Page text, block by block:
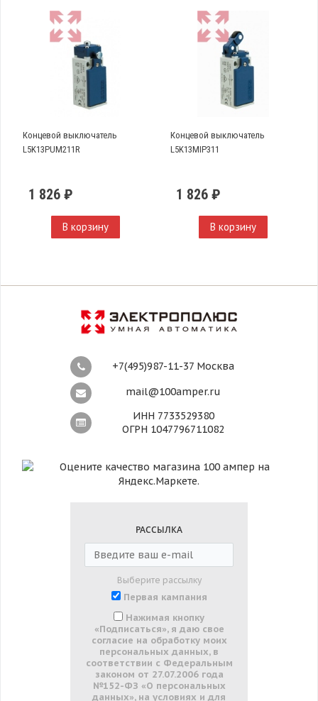
Концевой выключатель
L5K13PUM211R
1 826 ₽
В корзину
Концевой выключатель
L5K13MIP311
1 826 ₽
В корзину
+7(495)987-11-37 Москва
mail@100amper.ru
ИНН 7733529380
ОГРН 1047796711082
РАССЫЛКА
Выберите рассылку
Первая кампания
Нажимая кнопку
«Подписаться», я даю свое
согласие на обработку моих
персональных данных, в
соответствии с Федеральным
законом от 27.07.2006 года
№152-ФЗ «О персональных
данных», на условиях и для